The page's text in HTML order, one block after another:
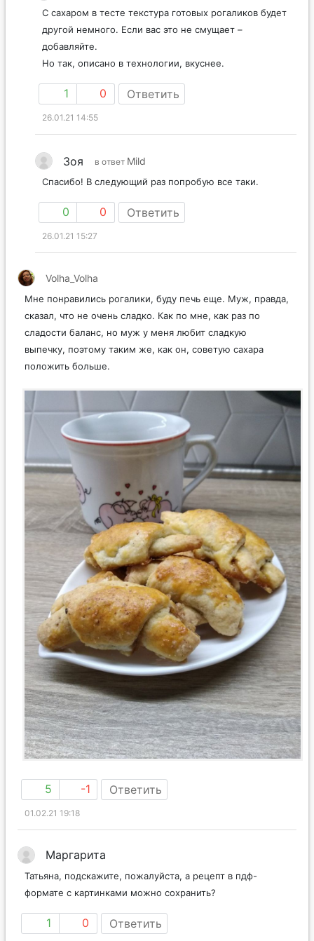
С сахаром в тесте текстура готовых рогаликов будет
другой немного. Если вас это не смущает –
добавляйте.
Но так, описано в технологии, вкуснее.
1 0 Ответить
26.01.21 14:55
Зоя в ответ Mild
Спасибо! В следующий раз попробую все таки.
0 0 Ответить
26.01.21 15:27
Volha_Volha
Мне понравились рогалики, буду печь еще. Муж, правда,
сказал, что не очень сладко. Как по мне, как раз по
сладости баланс, но муж у меня любит сладкую
выпечку, поэтому таким же, как он, советую сахара
положить больше.
5 -1 Ответить
01.02.21 19:18
Маргарита
Татьяна, подскажите, пожалуйста, а рецепт в пдф-
формате с картинками можно сохранить?
1 0 Ответить